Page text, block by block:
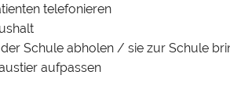
telefonieren
Schule abholen / sie zur Schule
aufpassen